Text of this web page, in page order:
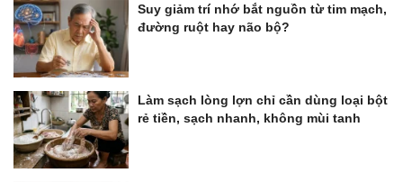
Suy giảm trí nhớ bắt nguồn từ tim mạch,
đường ruột hay não bộ?
Làm sạch lòng lợn chỉ cần dùng loại bột
rẻ tiền, sạch nhanh, không mùi tanh